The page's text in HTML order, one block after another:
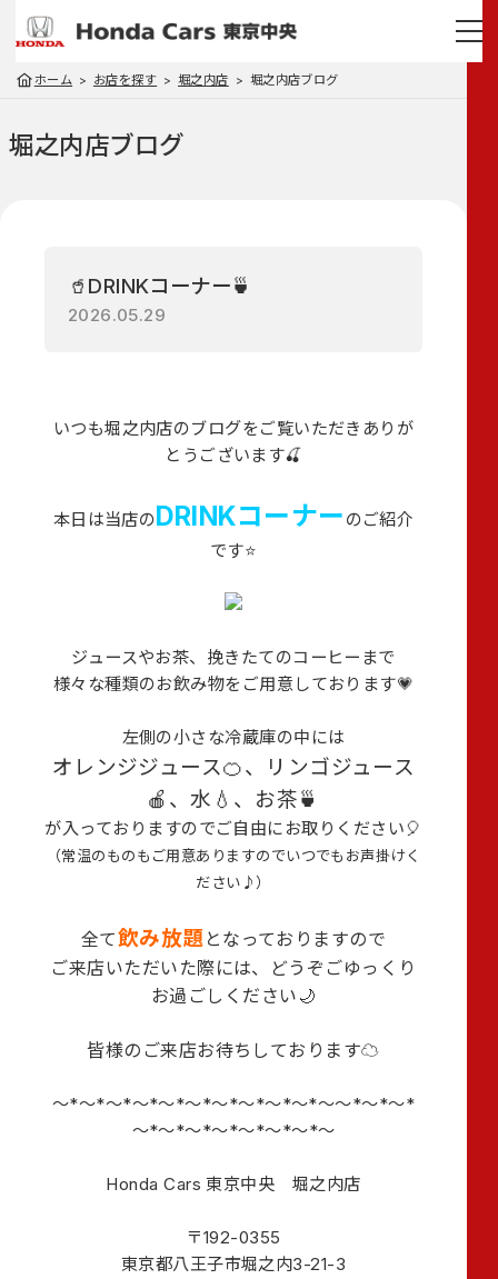
ホーム お店を探す 堀之内店 堀之内店ブログ
堀之内店ブログ
🥤DRINKコーナー🍵
2026.05.29
いつも堀之内店のブログをご覧いただきありが
とうございます🍒
本日は当店のDRINKコーナー のご紹介
です⭐
ジュースやお茶、挽きたてのコーヒーまで
様々な種類のお飲み物をご用意しております💗
左側の小さな冷蔵庫の中には
オレンジジュース🍊、リンゴジュース
🍎、水💧、お茶🍵
が入っておりますのでご自由にお取りください🎈
（常温のものもご用意ありますのでいつでもお声掛けく
ださい♪）
全て飲み放題 となっておりますので
ご来店いただいた際には、
どうぞごゆっくり
お過ごしください🌙
皆様のご来店お待ちしております☁️
～*～*～*～*～*～*～*～*～*～*～～*～*～*
～*～*～*～*～*～*～*～
Honda Cars 東京中央 堀之内店
〒192-0355
東京都八王子市堀之内3-21-3